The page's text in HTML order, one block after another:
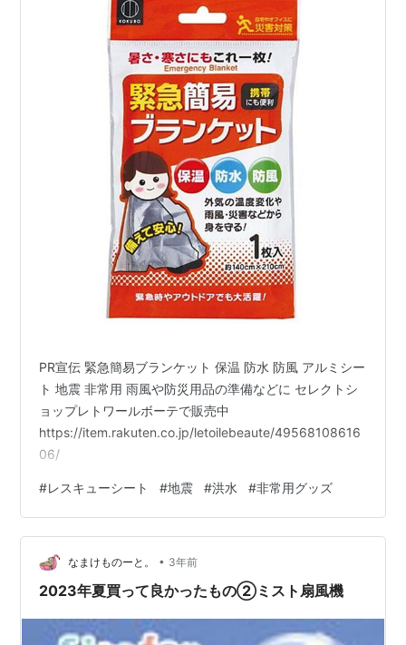
PR宣伝 緊急簡易ブランケット 保温 防水 防風 アルミシー
ト 地震 非常用 雨風や防災用品の準備などに セレクトシ
ョップレトワールボーテで販売中
https://item.rakuten.co.jp/letoilebeaute/49568108616
06/
#レスキューシート #地震 #洪水 #非常用グッズ
なまけものーと。 • 3年前
2023年夏買って良かったもの②ミスト扇風機